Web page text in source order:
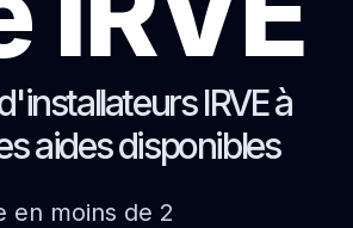
IRVE à
aides disponibles
en moins de 2